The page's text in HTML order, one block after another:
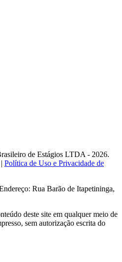
de Estágios LTDA - 2026.
Política de Uso e Privacidade de
Rua Barão de Itapetininga,
deste site em qualquer meio de
sem autorização escrita do